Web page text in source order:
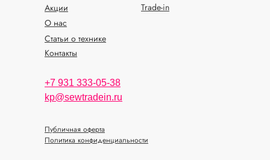
О нас
Статьи о технике
Акции
Контакты
Trade-in
+7 931 333-05-38
kp@sewtradein.ru
Политика конфиденциальности
Публичная оферта